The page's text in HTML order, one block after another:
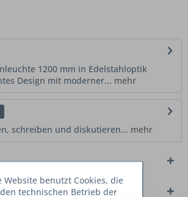
1200 mm in Edelstahloptik
Design mit moderner... mehr
schreiben und diskutieren... mehr
Website benutzt Cookies, die
technischen Betrieb der